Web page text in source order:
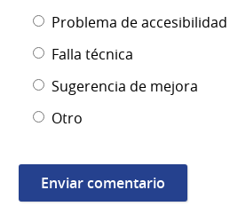
Problema de accesibilidad
Falla técnica
Sugerencia de mejora
Otro